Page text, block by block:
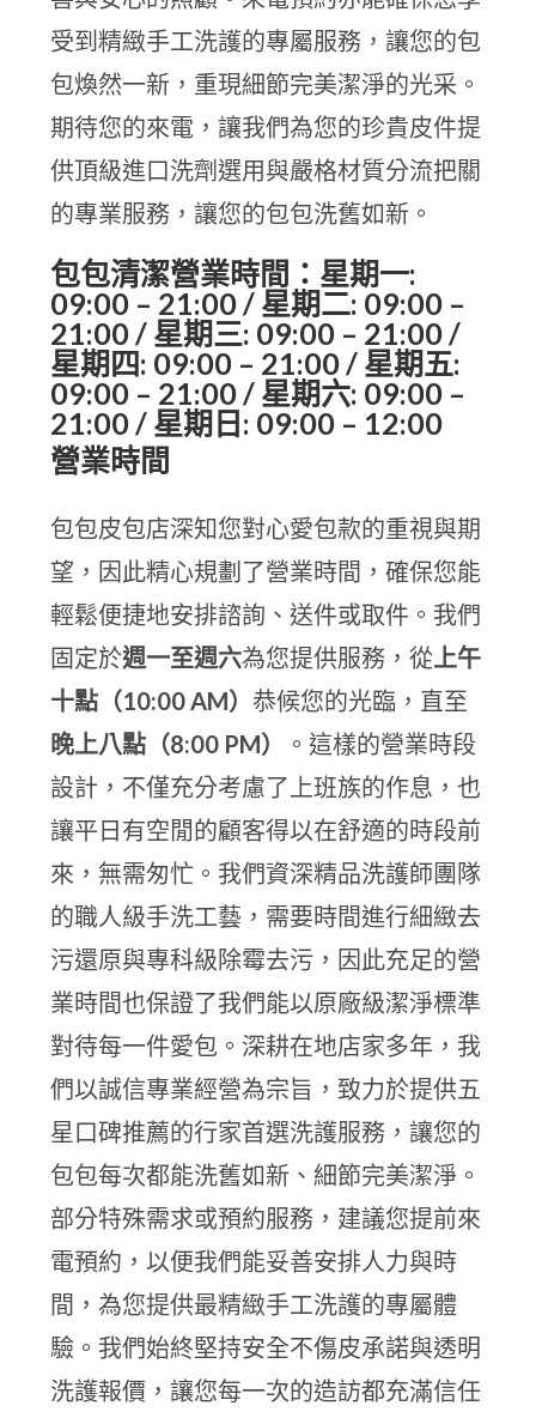
受到精緻手工洗護的專屬服務，讓您的包
包煥然一新，重現細節完美潔淨的光采。
期待您的來電，讓我們為您的珍貴皮件提
供頂級進口洗劑選用與嚴格材質分流把關
的專業服務，讓您的包包洗舊如新。
包包清潔營業時間：星期一:
09:00 – 21:00 / 星期二: 09:00 –
21:00 / 星期三: 09:00 – 21:00 /
星期四: 09:00 – 21:00 / 星期五:
09:00 – 21:00 / 星期六: 09:00 –
21:00 / 星期日: 09:00 – 12:00
營業時間
包包皮包店深知您對心愛包款的重視與期
望，因此精心規劃了營業時間，確保您能
輕鬆便捷地安排諮詢、送件或取件。我們
固定於週一至週六為您提供服務，從上午
十點（10:00 AM）恭候您的光臨，直至
晚上八點（8:00 PM）
。這樣的營業時段
設計，不僅充分考慮了上班族的作息，也
讓平日有空閒的顧客得以在舒適的時段前
來，無需匆忙。我們資深精品洗護師團隊
的職人級手洗工藝，需要時間進行細緻去
污還原與專科級除霉去污，因此充足的營
業時間也保證了我們能以原廠級潔淨標準
對待每一件愛包。深耕在地店家多年，我
們以誠信專業經營為宗旨，致力於提供五
星口碑推薦的行家首選洗護服務，讓您的
包包每次都能洗舊如新、細節完美潔淨。
部分特殊需求或預約服務，建議您提前來
電預約，以便我們能妥善安排人力與時
間，為您提供最精緻手工洗護的專屬體
驗。我們始終堅持安全不傷皮承諾與透明
洗護報價，讓您每一次的造訪都充滿信任